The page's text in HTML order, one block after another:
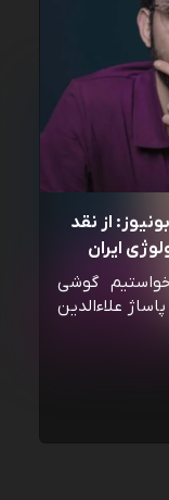
از نقد
ایران
گوشی
علاءالدین